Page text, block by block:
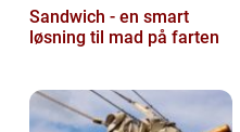
Sandwich - en smart
løsning til mad på farten